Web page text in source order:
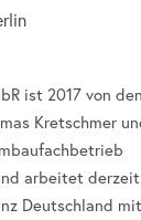
ist 2017 von den
Kretschmer
arbeitet
Deutschland